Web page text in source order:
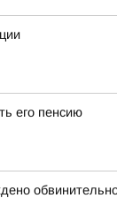
его пенсию